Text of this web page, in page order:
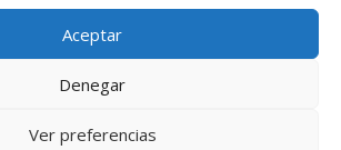
Aceptar
Denegar
Ver preferencias
Lampista Barcelona. Todos los derechos
reservados.
Política de privacidad